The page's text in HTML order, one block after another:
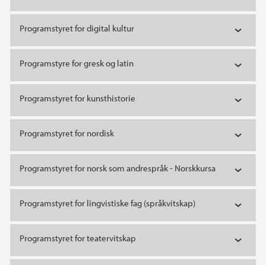
Programstyret for digital kultur
Programstyre for gresk og latin
Programstyret for kunsthistorie
Programstyret for nordisk
Programstyret for norsk som andrespråk - Norskkursa
Programstyret for lingvistiske fag (språkvitskap)
Programstyret for teatervitskap